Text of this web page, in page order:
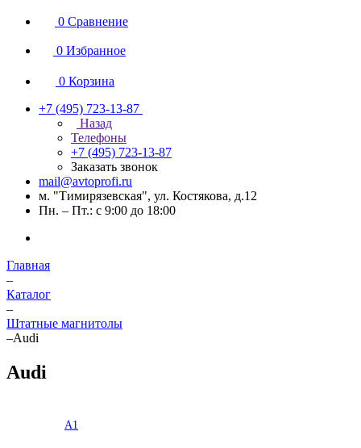
0 Сравнение
0 Избранное
0 Корзина
+7 (495) 723-13-87
Назад
Телефоны
+7 (495) 723-13-87
Заказать звонок
mail@avtoprofi.ru
м. "Тимирязевская", ул. Костякова, д.12
Пн. – Пт.: с 9:00 до 18:00
Главная
–
Каталог
–
Штатные магнитолы
–Audi
Audi
A1